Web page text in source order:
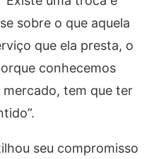
sobre o que aquela
que ela presta, o
conhecemos
tem que ter
seu compromisso